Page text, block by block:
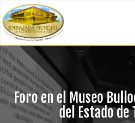
al
contenido
principal
Foro en el Museo
del Estado de